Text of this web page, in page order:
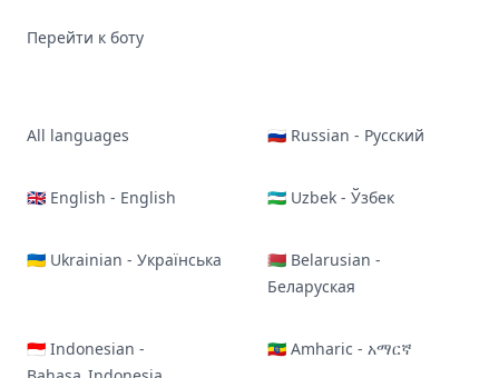
Перейти к боту
All languages 🇷🇺 Russian - Русский
🇬🇧 English - English 🇺🇿 Uzbek - Ўзбек
🇺🇦 Ukrainian - Українська
🇧🇾 Belarusian -
Беларуская
🇮🇩 Indonesian -
🇪🇹 Amharic - አማርኛ